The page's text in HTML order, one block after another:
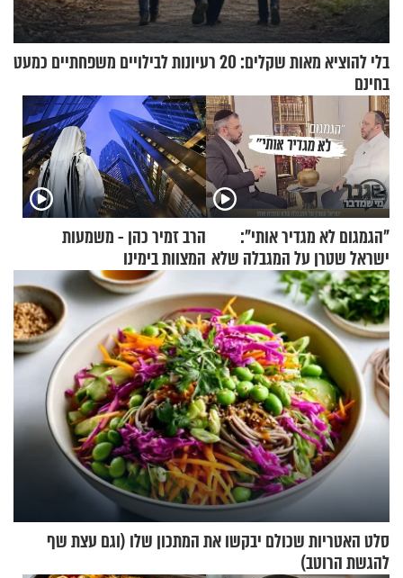
בלי להוציא מאות שקלים: 20 רעיונות לבילויים משפחתיים כמעט
בחינם
"הגמגום לא מגדיר אותי":
ישראל שטרן על המגבלה שלא
עוצרת אותו
הרב זמיר כהן - משמעות
המצוות בימינו
סלט האטריות שכולם יבקשו את המתכון שלו (וגם עצת שף
להגשת הרוטב)